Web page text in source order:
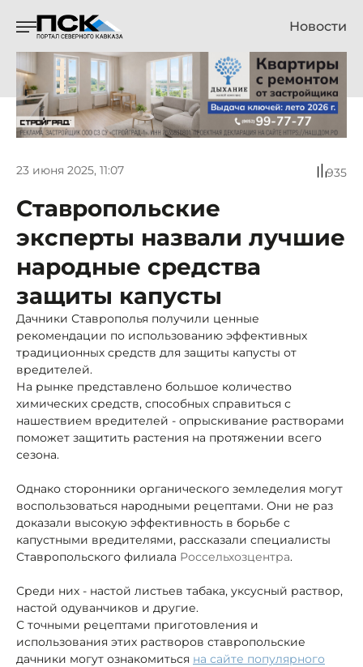
Новости
23 июня 2025, 11:07 935
Ставропольские
эксперты назвали лучшие
народные средства
защиты капусты
Дачники Ставрополья получили ценные
рекомендации по использованию эффективных
традиционных средств для защиты капусты от
вредителей.
На рынке представлено большое количество
химических средств, способных справиться с
нашествием вредителей - опрыскивание растворами
поможет защитить растения на протяжении всего
сезона.
Однако сторонники органического земледелия могут
воспользоваться народными рецептами. Они не раз
доказали высокую эффективность в борьбе с
капустными вредителями, рассказали специалисты
Ставропольского филиала Россельхозцентра.
Среди них - настой листьев табака, уксусный раствор,
настой одуванчиков и другие.
С точными рецептами приготовления и
использования этих растворов ставропольские
дачники могут ознакомиться на сайте популярного